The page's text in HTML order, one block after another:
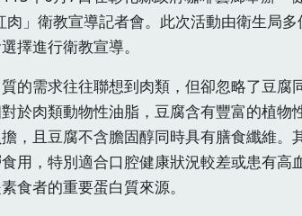
肉」衛教宣導記者會。此次活動由衛生局多
擇進行衛教宣導。
的需求往往聯想到肉類，但卻忽略了豆腐
於肉類動物性油脂，豆腐含有豐富的植物
，且豆腐不含膽固醇同時具有膳食纖維。
用，特別適合口腔健康狀況較差或患有高
食者的重要蛋白質來源。